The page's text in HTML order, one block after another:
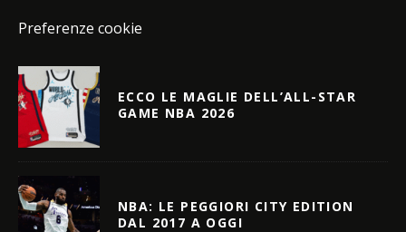
Preferenze cookie
ECCO LE MAGLIE DELL’ALL-STAR
GAME NBA 2026
NBA: LE PEGGIORI CITY EDITION
DAL 2017 A OGGI